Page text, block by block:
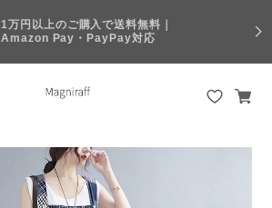
1万円以上のご購入で送料無料｜
Amazon Pay・PayPay対応